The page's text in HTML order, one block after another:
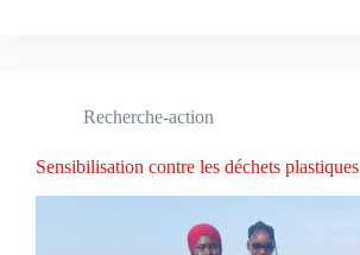
Recherche-action
Sensibilisation contre les déchets plastiques